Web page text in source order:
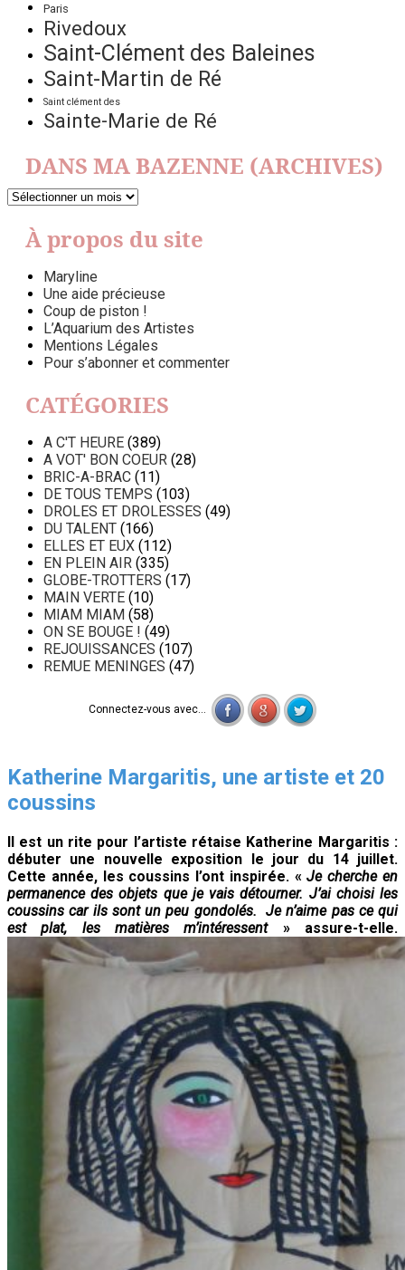
Paris
Rivedoux
Saint-Clément des Baleines
Saint-Martin de Ré
Saint clément des
Sainte-Marie de Ré
DANS MA BAZENNE (ARCHIVES)
DANS
BAZENNE
(ARCHIVES)
À propos du site
Maryline
Une aide précieuse
Coup de piston !
L’Aquarium des Artistes
Mentions Légales
Pour s’abonner et commenter
CATÉGORIES
A C'T HEURE (389)
A VOT' BON COEUR (28)
BRIC-A-BRAC (11)
DE TOUS TEMPS (103)
DROLES ET DROLESSES (49)
DU TALENT (166)
ELLES ET EUX (112)
EN PLEIN AIR (335)
GLOBE-TROTTERS (17)
MAIN VERTE (10)
MIAM MIAM (58)
ON SE BOUGE ! (49)
REJOUISSANCES (107)
REMUE MENINGES (47)
Connectez-vous avec...
Katherine Margaritis, une artiste et 20
coussins
Il est un rite pour l’artiste rétaise Katherine Margaritis :
débuter une nouvelle exposition le jour du 14 juillet.
Cette année, les coussins l’ont inspirée. «Je cherche en
permanence des objets que je vais détourner. J’ai choisi les
coussins car ils sont un peu gondolés. Je n’aime pas ce qui
est plat, les matières m’intéressent» assure-t-elle.